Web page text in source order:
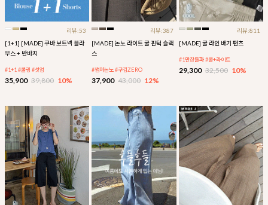
리뷰:53
[1+1] [MADE] 쿠바 보트넥 블라
우스 + 반바지
#1+1 #쿨링 #셋업
35,900 39,800 10%
리뷰:387
[MADE] 논노 라이트 쿨 핀턱 슬랙
스
#썸머논노 #구김ZERO
37,900 43,000 12%
리뷰:811
[MADE] 쿨 라인 배기 팬츠
#1만장돌파 #쿨+라이트
29,300 32,500 10%